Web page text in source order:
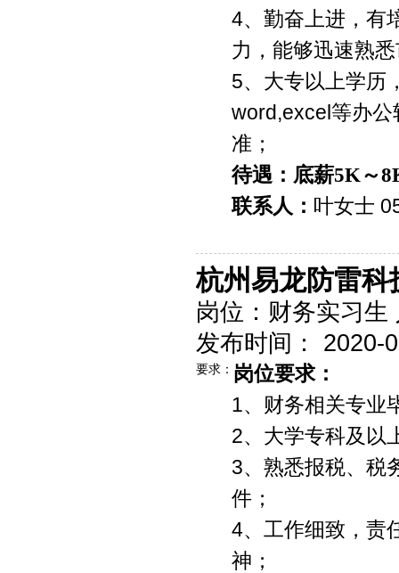
4、勤奋上进，有
力，能够迅速熟
5、大专以上学历
word,excel等办
准；
待遇：底薪5K～
联系人： 叶女士
杭州易龙防雷
岗位：财务实习生
发布时间： 2020-
要求： 岗位要求：
1、财务相关专业
2、大学专科及以
3、熟悉报税、税
件；
4、工作细致，责
神；